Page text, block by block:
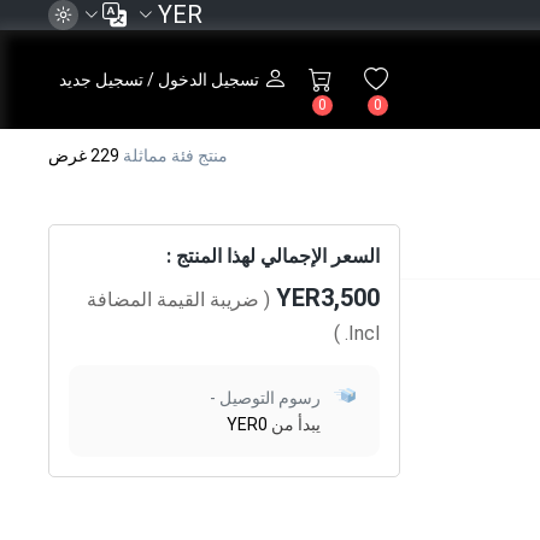
YER
0
0
تسجيل الدخول / تسجيل جديد
منتج فئة مماثلة 229 غرض
السعر الإجمالي لهذا المنتج :
YER3,500 ( ضريبة القيمة المضافة
Incl.
)
رسوم التوصيل -
يبدأ من YER0